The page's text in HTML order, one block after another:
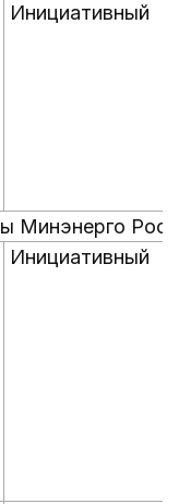
Инициативный
Минэнерго
Инициативный